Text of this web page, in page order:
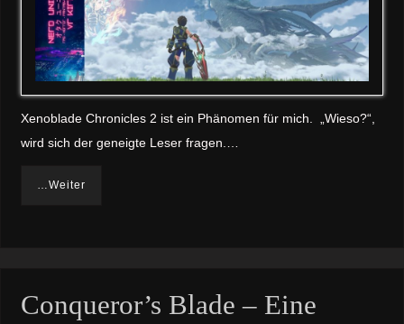
Xenoblade Chronicles 2 ist ein Phänomen für mich. „Wieso?“,
wird sich der geneigte Leser fragen.…
…Weiter
Conqueror’s Blade – Eine